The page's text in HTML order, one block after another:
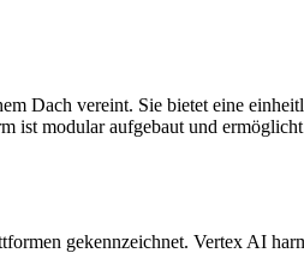
Dach vereint. Sie bietet eine
modular aufgebaut und
gekennzeichnet. Vertex AI